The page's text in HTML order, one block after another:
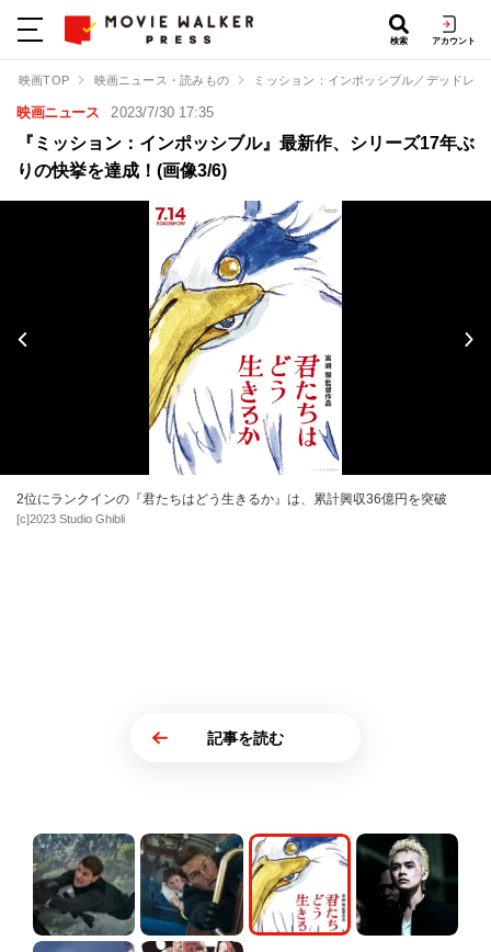
検索 アカウント
映画TOP 映画ニュース・読みもの ミッション：インポッシブル／デッドレ
映画ニュース 2023/7/30 17:35
『ミッション：インポッシブル』最新作、シリーズ17年ぶ
りの快挙を達成！(画像3/6)
2位にランクインの『君たちはどう生きるか』は、累計興収36億円を突破
[c]2023 Studio Ghibli
記事を読む